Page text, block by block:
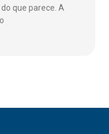
que parece. A